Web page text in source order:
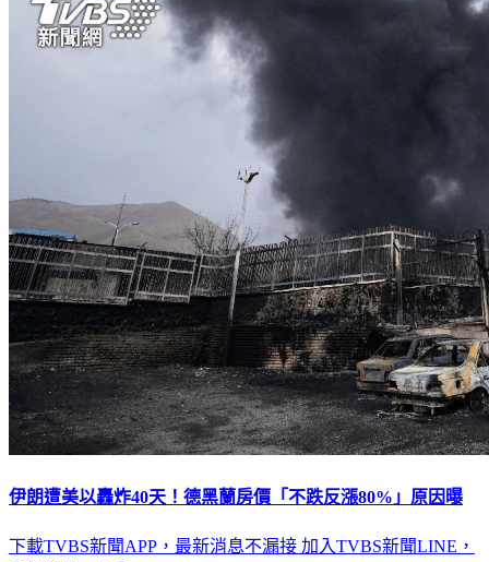
伊朗遭美以轟炸40天！德黑蘭房價「不跌反漲80%」原因曝
下載TVBS新聞APP，最新消息不漏接 加入TVBS新聞LINE，